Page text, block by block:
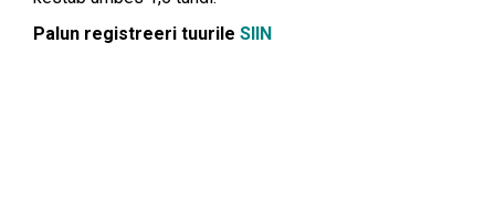
Palun registreeri tuurile SIIN